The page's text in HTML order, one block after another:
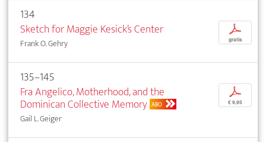
134
Sketch for Maggie Kesick’s Center
Frank O. Gehry
p
gratis
135–145
Fra Angelico, Motherhood, and the
Dominican Collective Memory ABO
Gail L. Geiger
p
€ 9,95